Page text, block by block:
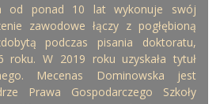
od ponad 10 lat wykonuje swój
zawodowe łączy z pogłębioną
podczas pisania doktoratu,
roku. W 2019 roku uzyskała tytuł
Mecenas Dominowska jest
Prawa Gospodarczego Szkoły